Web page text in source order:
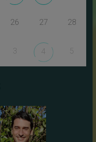
26 27 28
3 4 5